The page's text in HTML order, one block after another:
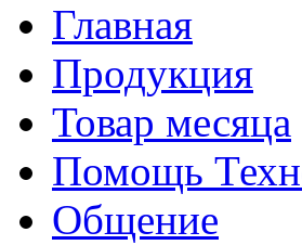
Главная
Продукция
Товар месяца
Помощь
Общение